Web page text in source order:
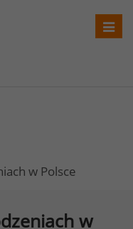
w Polsce
w